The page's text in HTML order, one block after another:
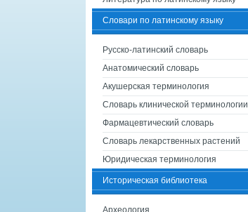
Словари по латинскому языку
Русско-латинский словарь
Анатомический словарь
Акушерская терминология
Словарь клинической терминологии
Фармацевтический словарь
Словарь лекарственных растений
Юридическая терминология
Историческая библиотека
Археология